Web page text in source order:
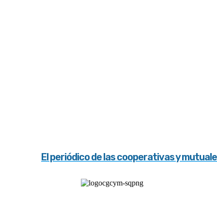
El periódico de las cooperativas y